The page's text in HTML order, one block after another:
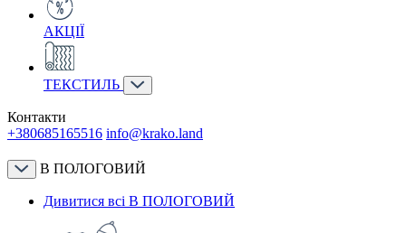
АКЦІЇ
ТЕКСТИЛЬ
Контакти
+380685165516 info@krako.land
В ПОЛОГОВИЙ
Дивитися всі В ПОЛОГОВИЙ